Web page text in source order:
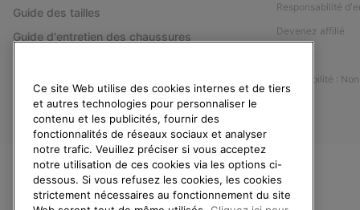
Guide des tailles
Guide d'entretien des chaussures
Rétractation
Statut de la commande
Livraison
Paiement
Questions fréquentes
Responsabilité
Devenez affilié
Accessibilité :
Ce site Web utilise des cookies internes et de tiers
et autres technologies pour personnaliser le
contenu et les publicités, fournir des
fonctionnalités de réseaux sociaux et analyser
notre trafic. Veuillez préciser si vous acceptez
notre utilisation de ces cookies via les options ci-
dessous. Si vous refusez les cookies, les cookies
strictement nécessaires au fonctionnement du site